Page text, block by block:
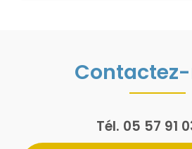
Tél. 05 57 91